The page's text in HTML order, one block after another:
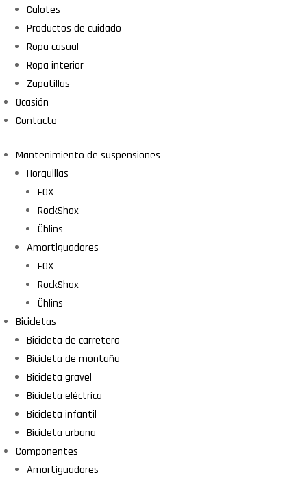
Culotes
Productos de cuidado
Ropa casual
Ropa interior
Zapatillas
Ocasión
Contacto
Mantenimiento de suspensiones
Horquillas
FOX
RockShox
Öhlins
Amortiguadores
FOX
RockShox
Öhlins
Bicicletas
Bicicleta de carretera
Bicicleta de montaña
Bicicleta gravel
Bicicleta eléctrica
Bicicleta infantil
Bicicleta urbana
Componentes
Amortiguadores